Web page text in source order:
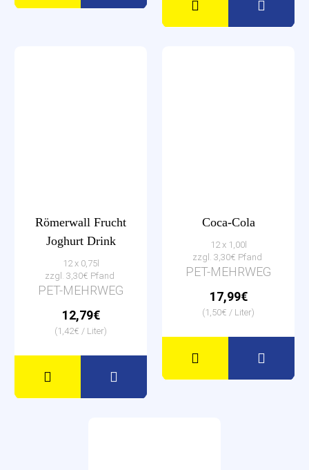
Römerwall Frucht
Joghurt Drink
12 x 0,75l
zzgl. 3,30€ Pfand
PET-MEHRWEG
12,79€
(1,42€ / Liter)
Coca-Cola
12 x 1,00l
zzgl. 3,30€ Pfand
PET-MEHRWEG
17,99€
(1,50€ / Liter)